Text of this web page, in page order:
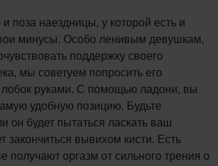
поза наездницы, у которой есть и
минусы. Особо ленивым девушкам,
поддержку своего
мы советуем попросить его
лобок руками. С помощью ладони, вы
удобную позицию. Будьте
он будет пытаться ласкать ваш
закончиться вывихом кисти. Есть
получают оргазм от сильного трения о